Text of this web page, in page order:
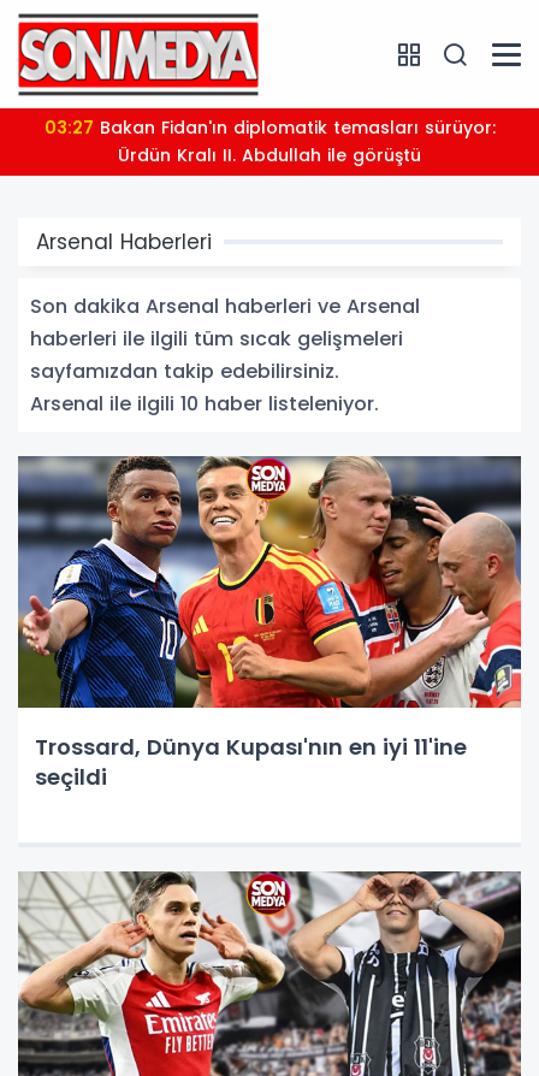
03:27
Ürdün Kralı II. Abdullah ile görüştü
Arsenal Haberleri
Son dakika Arsenal haberleri ve Arsenal
haberleri ile ilgili tüm sıcak gelişmeleri
sayfamızdan takip edebilirsiniz.
Arsenal ile ilgili 10 haber listeleniyor.
Trossard, Dünya Kupası'nın en iyi 11'ine
seçildi